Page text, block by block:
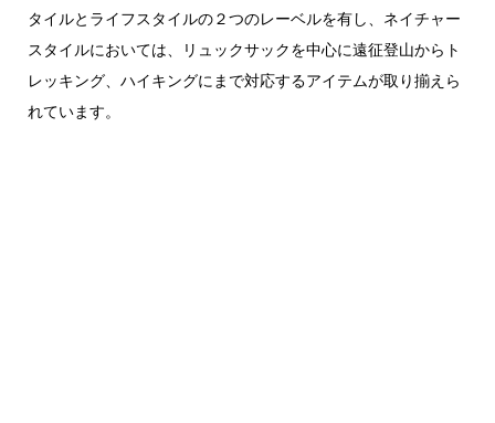
タイルとライフスタイルの２つのレーベルを有し、ネイチャー
スタイルにおいては、リュックサックを中心に遠征登山からト
レッキング、ハイキングにまで対応するアイテムが取り揃えら
れています。